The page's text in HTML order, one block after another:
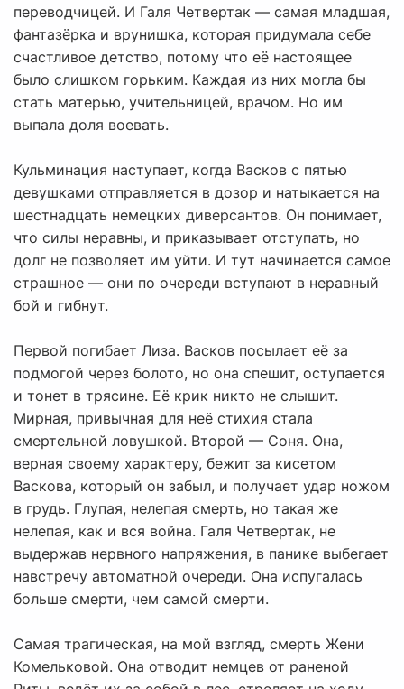
переводчицей. И Галя Четвертак — самая младшая,
фантазёрка и врунишка, которая придумала себе
счастливое детство, потому что её настоящее
было слишком горьким. Каждая из них могла бы
стать матерью, учительницей, врачом. Но им
выпала доля воевать.
Кульминация наступает, когда Васков с пятью
девушками отправляется в дозор и натыкается на
шестнадцать немецких диверсантов. Он понимает,
что силы неравны, и приказывает отступать, но
долг не позволяет им уйти. И тут начинается самое
страшное — они по очереди вступают в неравный
бой и гибнут.
Первой погибает Лиза. Васков посылает её за
подмогой через болото, но она спешит, оступается
и тонет в трясине. Её крик никто не слышит.
Мирная, привычная для неё стихия стала
смертельной ловушкой. Второй — Соня. Она,
верная своему характеру, бежит за кисетом
Васкова, который он забыл, и получает удар ножом
в грудь. Глупая, нелепая смерть, но такая же
нелепая, как и вся война. Галя Четвертак, не
выдержав нервного напряжения, в панике выбегает
навстречу автоматной очереди. Она испугалась
больше смерти, чем самой смерти.
Самая трагическая, на мой взгляд, смерть Жени
Комельковой. Она отводит немцев от раненой